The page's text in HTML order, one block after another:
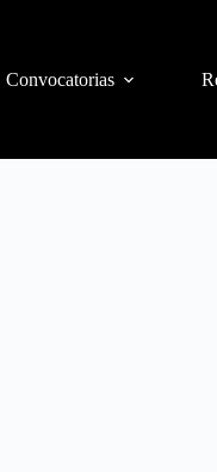
Convocatorias